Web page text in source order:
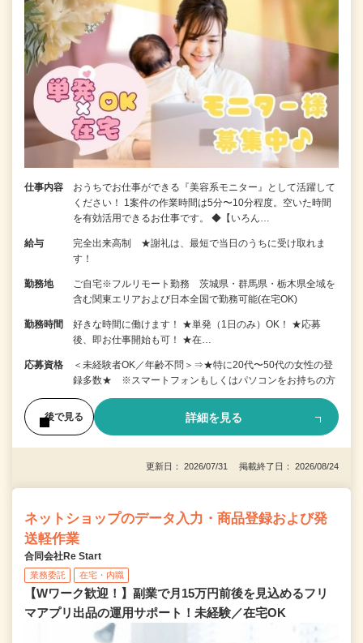
仕事内容
おうちでお仕事ができる『美容系モニター』として活躍して
ください！ 1案件の作業時間は5分〜10分程度。空いた時間
を有効活用できるお仕事です。 ◆【いろん…
給与
完全出来高制 ★謝礼は、最短で当日のうちに受け取れま
す！
勤務地
ご自宅※フルリモート勤務 茨城県・群馬県・栃木県全域を
含む関東エリアおよび日本全国で勤務可能(在宅OK)
勤務時間
好きな時間に働けます！ ★単発（1日のみ）OK！ ★応募
後、即お仕事開始も可！ ★在…
応募資格
＜未経験者OK／年齢不問＞⇒★特に20代〜50代の女性の登
録多数★ ※スマートフォンもしくはパソコンをお持ちの方
後で見る 詳細を見る
更新日： 2026/07/31 掲載終了日： 2026/08/24
ネットショップのデータ入力・商品登録および発
送軽作業
合同会社Re Start
業務委託 在宅・内職
【Wワーク歓迎！】副業で月15万円前後を見込めるフリ
マアプリ出品の運用サポート！未経験／在宅OK